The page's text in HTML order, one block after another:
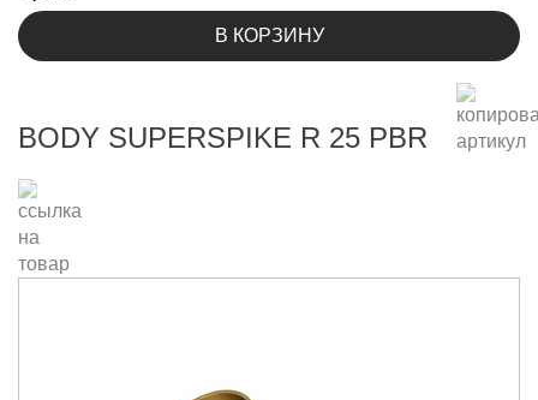
В КОРЗИНУ
BODY SUPERSPIKE R 25 PBR